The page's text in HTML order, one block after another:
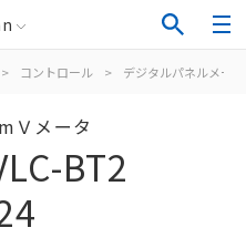
> コントロール > デジタルパネルメータ
Ｖメータ
BT2